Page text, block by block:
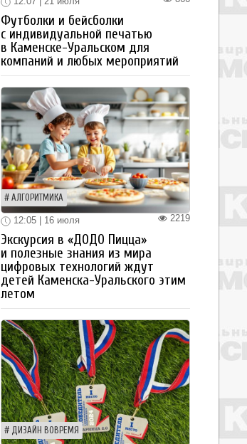
Футболки и бейсболки
с индивидуальной печатью
в Каменске-Уральском для
компаний и любых мероприятий
АЛГОРИТМИКА
2219
12:05 | 16 июля
Экскурсия в «ДОДО Пицца»
и полезные знания из мира
цифровых технологий ждут
детей Каменска-Уральского этим
летом
ДИЗАЙН ВОВРЕМЯ